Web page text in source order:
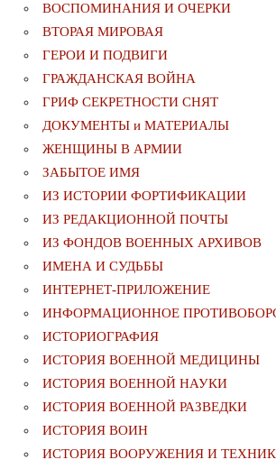
ВОСПОМИНАНИЯ И ОЧЕРКИ
ВТОРАЯ МИРОВАЯ
ГЕРОИ И ПОДВИГИ
ГРАЖДАНСКАЯ ВОЙНА
ГРИФ СЕКРЕТНОСТИ СНЯТ
ДОКУМЕНТЫ и МАТЕРИАЛЫ
ЖЕНЩИНЫ В АРМИИ
ЗАБЫТОЕ ИМЯ
ИЗ ИСТОРИИ ФОРТИФИКАЦИИ
ИЗ РЕДАКЦИОННОЙ ПОЧТЫ
ИЗ ФОНДОВ ВОЕННЫХ АРХИВОВ
ИМЕНА И СУДЬБЫ
ИНТЕРНЕТ-ПРИЛОЖЕНИЕ
ИНФОРМАЦИОННОЕ
ИСТОРИОГРАФИЯ
ИСТОРИЯ ВОЕННОЙ МЕДИЦИНЫ
ИСТОРИЯ ВОЕННОЙ НАУКИ
ИСТОРИЯ ВОЕННОЙ РАЗВЕДКИ
ИСТОРИЯ ВОИН
ИСТОРИЯ ВООРУЖЕНИЯ И